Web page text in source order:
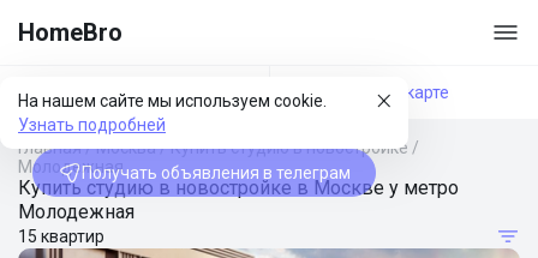
HomeBro
На нашем сайте мы используем cookie.
Узнать подробней
Получать объявления в телеграм
Фильтры На карте
Главная/Москва/Купить студию в новостройке /
Молодежная
Купить студию в новостройке в Москве у метро
Молодежная
15 квартир